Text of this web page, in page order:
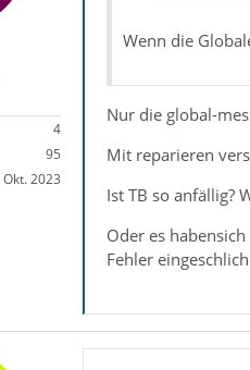
4
95
Okt. 2023
Wenn die
Nur die global-
Mit reparieren
Ist TB so anfällig?
Oder es
Fehler